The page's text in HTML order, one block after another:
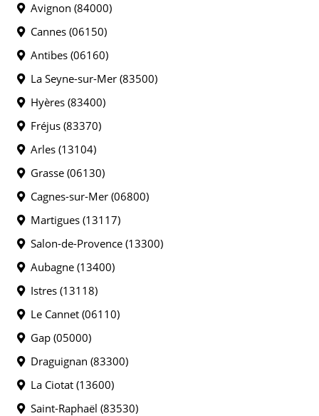
Avignon (84000)
Cannes (06150)
Antibes (06160)
La Seyne-sur-Mer (83500)
Hyères (83400)
Fréjus (83370)
Arles (13104)
Grasse (06130)
Cagnes-sur-Mer (06800)
Martigues (13117)
Salon-de-Provence (13300)
Aubagne (13400)
Istres (13118)
Le Cannet (06110)
Gap (05000)
Draguignan (83300)
La Ciotat (13600)
Saint-Raphaël (83530)